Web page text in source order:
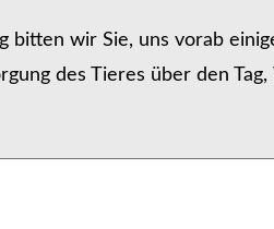
wir Sie, uns vorab
des Tieres über den